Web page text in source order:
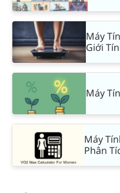
Máy
Giới
Máy
Máy
Phân